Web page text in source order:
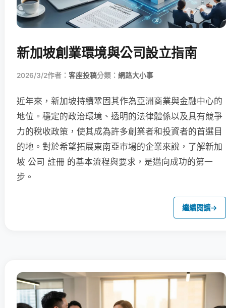
新加坡創業環境與公司設立指南
2026/3/2作者： 客座投稿分類： 網路大小事
近年來，新加坡持續鞏固其作為亞洲商業與金融中心的
地位。穩定的政治環境、透明的法律體係以及具有競爭
力的稅收政策，使其成為許多創業者和投資者的首選目
的地。對於希望拓展東南亞市場的企業來說，了解新加
坡 公司 註冊 的基本流程與要求，是邁向成功的第一
步。
繼續閱讀→